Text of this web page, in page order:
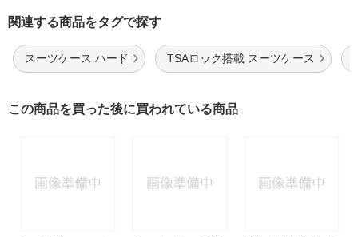
関連する商品をタグで探す
スーツケース ハード TSAロック搭載 スーツケース
この商品を買った後に買われている商品